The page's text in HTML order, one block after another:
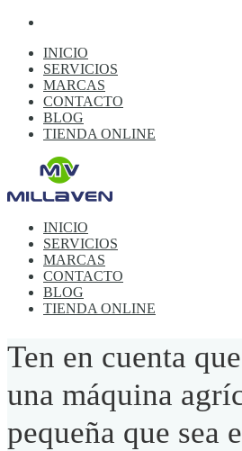
INICIO
SERVICIOS
MARCAS
CONTACTO
BLOG
TIENDA ONLINE
INICIO
SERVICIOS
MARCAS
CONTACTO
BLOG
TIENDA ONLINE
Ten en cuenta
una máquina
pequeña que sea